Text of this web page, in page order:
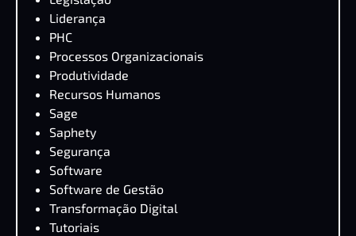
Liderança
PHC
Processos Organizacionais
Produtividade
Recursos Humanos
Sage
Saphety
Segurança
Software
Software de Gestão
Transformação Digital
Tutoriais